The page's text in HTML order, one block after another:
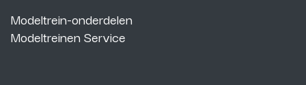
Modeltrein-onderdelen
Modeltreinen Service